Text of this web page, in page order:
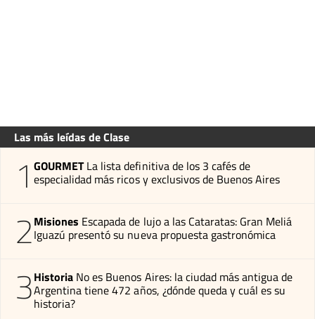
Las más leídas de Clase
1 GOURMET La lista definitiva de los 3 cafés de
especialidad más ricos y exclusivos de Buenos Aires
2Misiones Escapada de lujo a las Cataratas: Gran Meliá
Iguazú presentó su nueva propuesta gastronómica
3Historia No es Buenos Aires: la ciudad más antigua de
Argentina tiene 472 años, ¿dónde queda y cuál es su
historia?